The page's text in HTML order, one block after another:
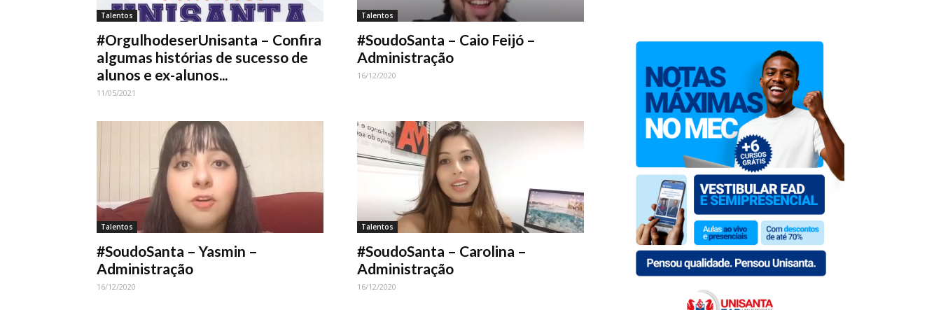
Talentos
#OrgulhodeserUnisanta – Confira
algumas histórias de sucesso de
alunos e ex-alunos...
11/05/2021
Talentos
#SoudoSanta – Caio Feijó –
Administração
16/12/2020
Talentos
#SoudoSanta – Yasmin –
Administração
16/12/2020
Talentos
#SoudoSanta – Carolina –
Administração
16/12/2020